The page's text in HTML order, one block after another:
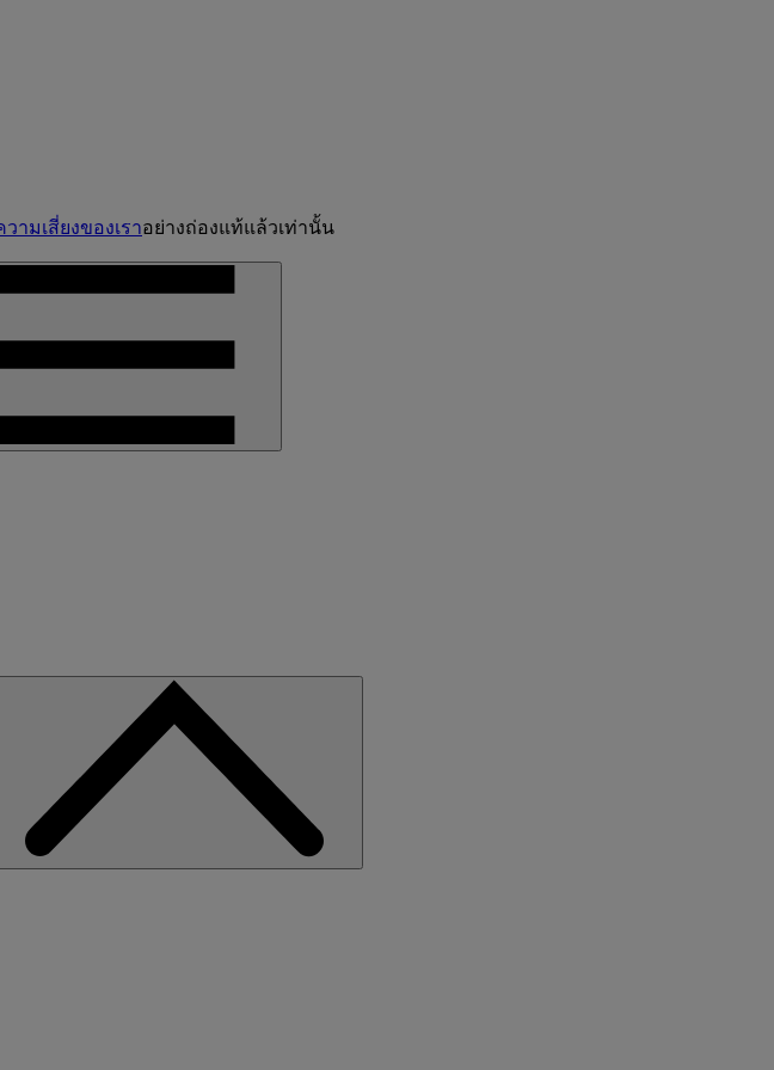
ามเสี่ยงของเราอย่างถ่องแท้แล้วเท่านั้น